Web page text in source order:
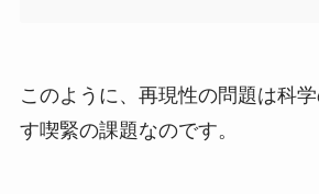
このように、再現性の問題は科
す喫緊の課題なのです。